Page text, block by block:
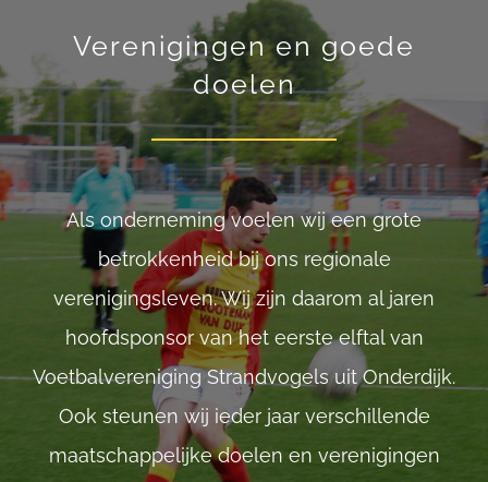
Verenigingenen goede
doelen
Als onderneming voelen wij een grote
betrokkenheid bij ons regionale
verenigingsleven.Wij zijn daarom al jaren
hoofdsponsor van het eerste elftal van
Voetbalvereniging Strandvogels uit Onderdijk.
Ook steunen wij ieder jaar verschillende
maatschappelijke doelen en verenigingen